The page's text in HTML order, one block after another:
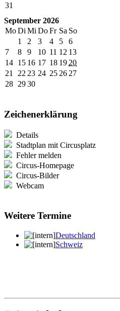
31
September 2026
MoDi Mi DoFr Sa So
1
2 3 4 5
6
7
8 9 10 11 12 13
14 15 16 17 18 19 20
21
22 23 24 25 26 27
28 2930
Zeichenerklärung
Details
Stadtplan mit Circusplatz
Fehler melden
Circus-Homepage
Circus-Bilder
Webcam
Weitere Termine
Deutschland
Schweiz